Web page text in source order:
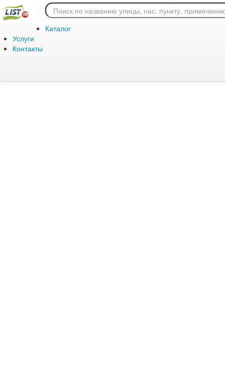
Каталог
Услуги
Контакты
Ошибка 404: страница